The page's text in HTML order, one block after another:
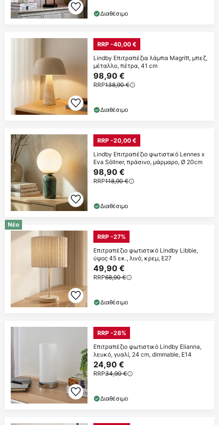
Διαθέσιμο
RRP -40,00 €
Lindby Επιτραπέζια λάμπα Magritt, μπεζ,
μέταλλο, πέτρα, 41 cm
98,90 €
RRP138,90 €
Διαθέσιμο
RRP -20,00 €
Lindby Επιτραπέζιο φωτιστικό Lennes x
Eva Söllner, πράσινο, μάρμαρο, Ø 20cm
98,90 €
RRP118,90 €
Διαθέσιμο
Νέο
RRP -27%
Επιτραπέζιο φωτιστικό Lindby Libbie,
ύψος 45 εκ., λινό, κρεμ, E27
49,90 €
RRP68,90 €
Διαθέσιμο
RRP -28%
Επιτραπέζιο φωτιστικό Lindby Elianna,
λευκό, γυαλί, 24 cm, dimmable, E14
24,90 €
RRP34,90 €
Διαθέσιμο